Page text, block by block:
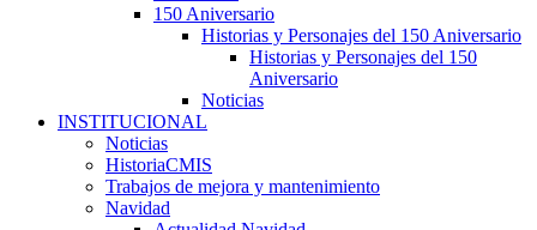
150 Aniversario
Historias y Personajes del 150 Aniversario
Historias y Personajes del 150
Aniversario
Noticias
INSTITUCIONAL
Noticias
HistoriaCMIS
Trabajos de mejora y mantenimiento
Navidad